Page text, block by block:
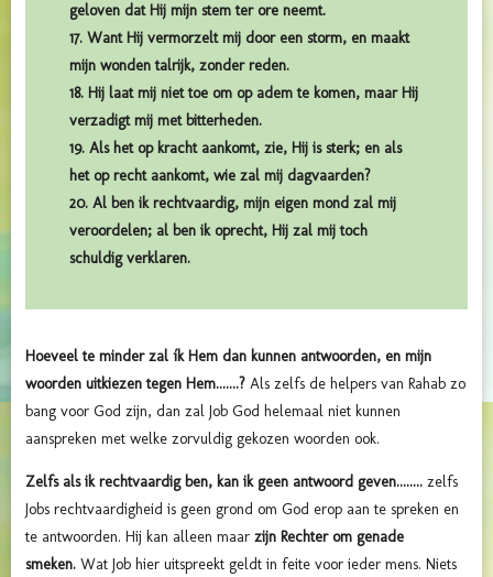
geloven dat Hij mijn stem ter ore neemt.
17. Want Hij vermorzelt mij door een storm, en maakt
mijn wonden talrijk, zonder reden.
18. Hij laat mij niet toe om op adem te komen, maar Hij
verzadigt mij met bitterheden.
19. Als het op kracht aankomt, zie, Hij is sterk; en als
het op recht aankomt, wie zal mij dagvaarden?
20. Al ben ik rechtvaardig, mijn eigen mond zal mij
veroordelen; al ben ik oprecht, Hij zal mij toch
schuldig verklaren.
Hoeveel te minder zal ík Hem dan kunnen antwoorden, en mijn
woorden uitkiezen tegen Hem.......? Als zelfs de helpers van Rahab zo
bang voor God zijn, dan zal Job God helemaal niet kunnen
aanspreken met welke zorvuldig gekozen woorden ook.
Zelfs als ik rechtvaardig ben, kan ik geen antwoord geven........ zelfs
Jobs rechtvaardigheid is geen grond om God erop aan te spreken en
te antwoorden. Hij kan alleen maar zijn Rechter om genade
smeken. Wat Job hier uitspreekt geldt in feite voor ieder mens. Niets